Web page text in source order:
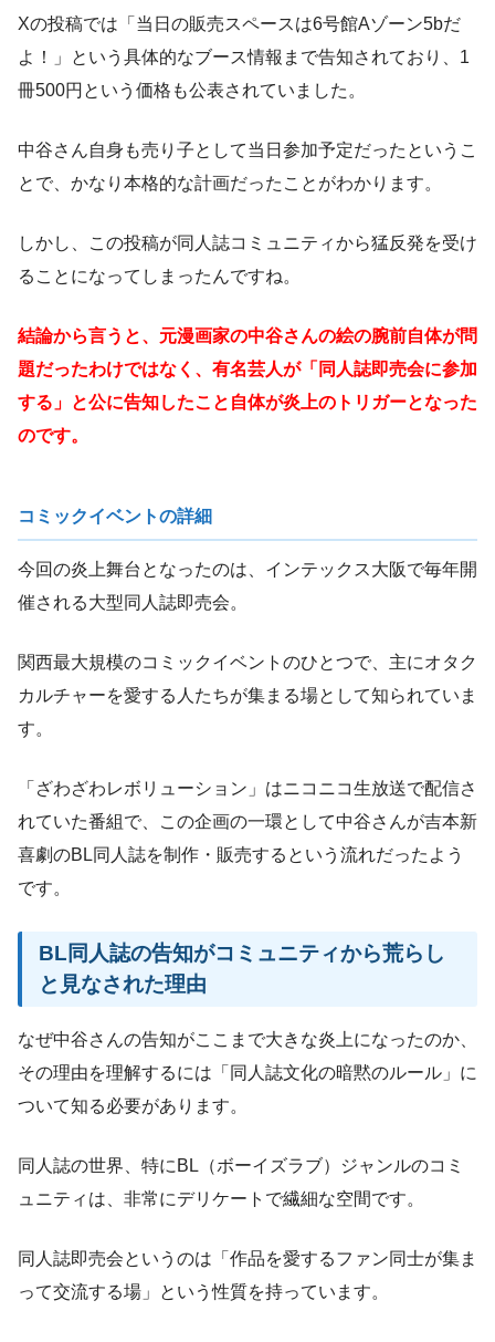
Xの投稿では「当日の販売スペースは6号館Aゾーン5bだ
よ！」という具体的なブース情報まで告知されており、1
冊500円という価格も公表されていました。
中谷さん自身も売り子として当日参加予定だったというこ
とで、かなり本格的な計画だったことがわかります。
しかし、この投稿が同人誌コミュニティから猛反発を受け
ることになってしまったんですね。
結論から言うと、元漫画家の中谷さんの絵の腕前自体が問
題だったわけではなく、有名芸人が「同人誌即売会に参加
する」と公に告知したこと自体が炎上のトリガーとなった
のです。
コミックイベントの詳細
今回の炎上舞台となったのは、インテックス大阪で毎年開
催される大型同人誌即売会。
関西最大規模のコミックイベントのひとつで、主にオタク
カルチャーを愛する人たちが集まる場として知られていま
す。
「ざわざわレボリューション」はニコニコ生放送で配信さ
れていた番組で、この企画の一環として中谷さんが吉本新
喜劇のBL同人誌を制作・販売するという流れだったよう
です。
BL同人誌の告知がコミュニティから荒らし
と見なされた理由
なぜ中谷さんの告知がここまで大きな炎上になったのか、
その理由を理解するには「同人誌文化の暗黙のルール」に
ついて知る必要があります。
同人誌の世界、特にBL（ボーイズラブ）ジャンルのコミ
ュニティは、非常にデリケートで繊細な空間です。
同人誌即売会というのは「作品を愛するファン同士が集ま
って交流する場」という性質を持っています。